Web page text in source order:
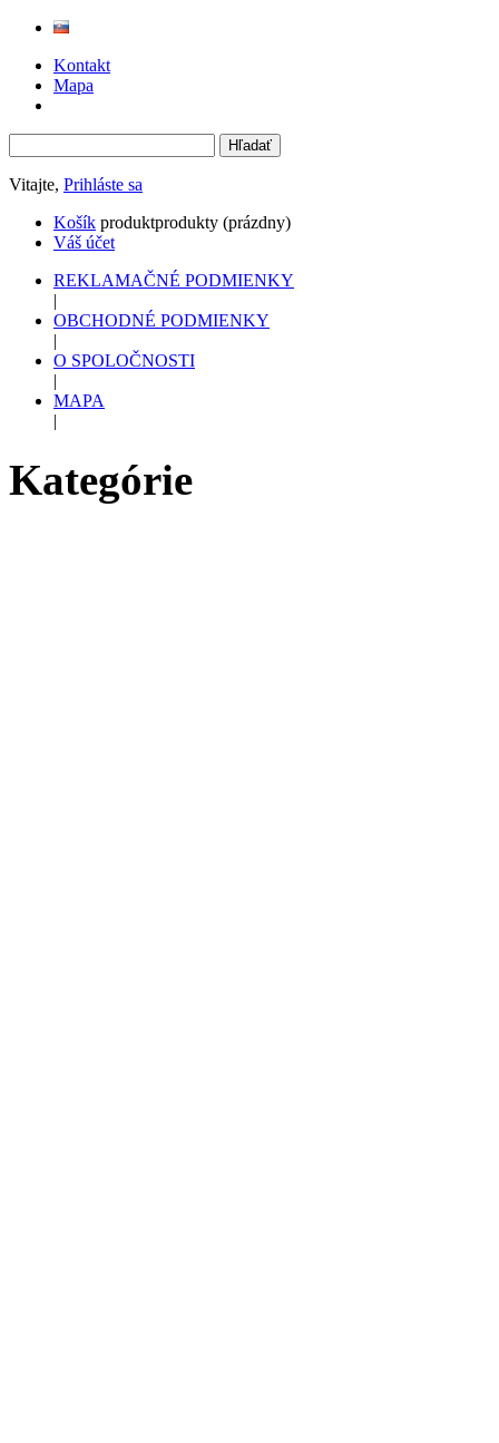
Kontakt
Mapa
Vitajte, Prihláste sa
Košík produktprodukty (prázdny)
Váš účet
REKLAMAČNÉ PODMIENKY
|
OBCHODNÉ PODMIENKY
|
O SPOLOČNOSTI
|
MAPA
|
Kategórie